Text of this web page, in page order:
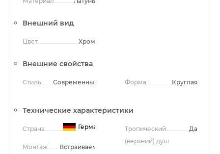
Внешний вид
Цвет Хром
Внешние свойства
Стиль Современный Форма Круглая
Технические характеристики
Страна Германия
Монтаж Встраиваемый
Тропический
(верхний) душ
Да